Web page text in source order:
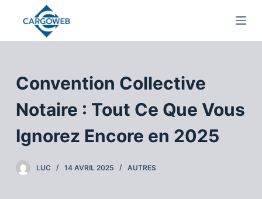
s
n
Convention Collective
Notaire : Tout Ce Que Vous
Ignorez Encore en 2025
LUC 14 AVRIL 2025 AUTRES